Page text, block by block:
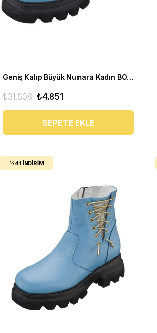
Geniş Kalıp Büyük Numara Kadın BOT GS1313 Bebe Mavi
₺4.851
₺31.908
SEPETE EKLE
%41 İNDIRIM